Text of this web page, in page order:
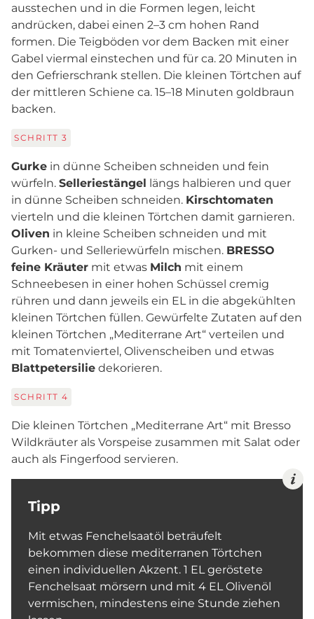
ausstechen und in die Formen legen, leicht
andrücken, dabei einen 2–3 cm hohen Rand
formen. Die Teigböden vor dem Backen mit einer
Gabel viermal einstechen und für ca. 20 Minuten in
den Gefrierschrank stellen. Die kleinen Törtchen auf
der mittleren Schiene ca. 15–18 Minuten goldbraun
backen.
SCHRITT 3
Gurke in dünne Scheiben schneiden und fein
würfeln. Selleriestängel längs halbieren und quer
in dünne Scheiben schneiden. Kirschtomaten
vierteln und die kleinen Törtchen damit garnieren.
Oliven in kleine Scheiben schneiden und mit
Gurken- und Selleriewürfeln mischen. BRESSO
feine Kräuter mit etwas Milch mit einem
Schneebesen in einer hohen Schüssel cremig
rühren und dann jeweils ein EL in die abgekühlten
kleinen Törtchen füllen. Gewürfelte Zutaten auf den
kleinen Törtchen „Mediterrane Art“ verteilen und
mit Tomatenviertel, Olivenscheiben und etwas
Blattpetersilie dekorieren.
SCHRITT 4
Die kleinen Törtchen „Mediterrane Art“ mit Bresso
Wildkräuter als Vorspeise zusammen mit Salat oder
auch als Fingerfood servieren.
Tipp
Mit etwas Fenchelsaatöl beträufelt
bekommen diese mediterranen Törtchen
einen individuellen Akzent. 1 EL geröstete
Fenchelsaat mörsern und mit 4 EL Olivenöl
vermischen, mindestens eine Stunde ziehen